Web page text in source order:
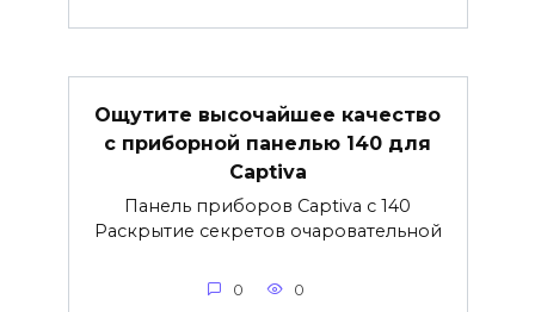
Ощутите высочайшее качество
с приборной панелью 140 для
Captiva
Панель приборов Captiva с 140
Раскрытие секретов очаровательной
0 0